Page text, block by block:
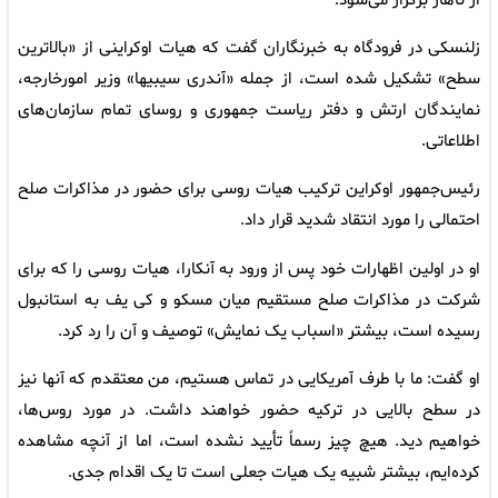
زلنسکی در فرودگاه به خبرنگاران گفت که هیات اوکراینی از «بالاترین
سطح» تشکیل شده است، از جمله «آندری سیبیها» وزیر امورخارجه،
نمایندگان ارتش و دفتر ریاست جمهوری و روسای تمام سازمان‌های
اطلاعاتی.
رئیس‌جمهور اوکراین ترکیب هیات روسی برای حضور در مذاکرات صلح
احتمالی را مورد انتقاد شدید قرار داد.
او در اولین اظهارات خود پس از ورود به آنکارا، هیات روسی را که برای
شرکت در مذاکرات صلح مستقیم میان مسکو و کی یف به استانبول
رسیده است، بیشتر «اسباب یک نمایش» توصیف و آن را رد کرد.
او گفت: ما با طرف آمریکایی در تماس هستیم، من معتقدم که آنها نیز
در سطح بالایی در ترکیه حضور خواهند داشت. در مورد روس‌ها،
خواهیم دید. هیچ چیز رسماً تأیید نشده است، اما از آنچه مشاهده
کرده‌ایم، بیشتر شبیه یک هیات جعلی است تا یک اقدام جدی.